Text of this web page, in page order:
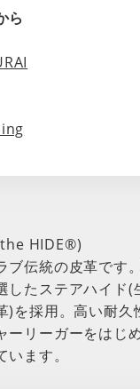
ら
HIDE®)
ブ伝統の皮革です
したステアハイド(
)を採用。高い耐久
ーリーガーをはじ
ます。